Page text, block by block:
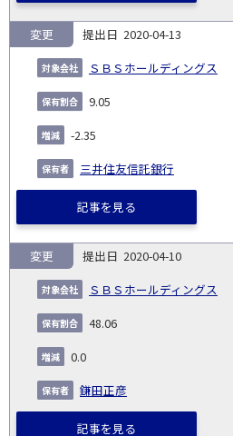
2020-04-13
ＳＢＳホールディングス
変更
9.05
-2.35
三井住友信託銀行
記事を見る
2020-04-10
ＳＢＳホールディングス
変更
48.06
0.0
鎌田正彦
記事を見る